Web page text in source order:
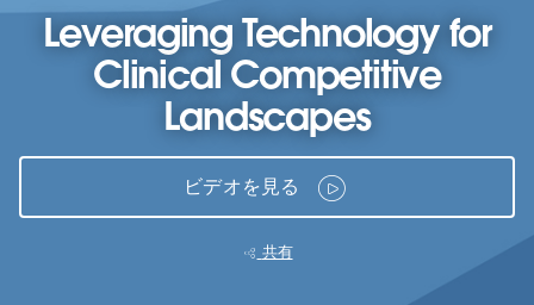
Leveraging Technology for
Clinical Competitive
Landscapes
ビデオを見る
共有